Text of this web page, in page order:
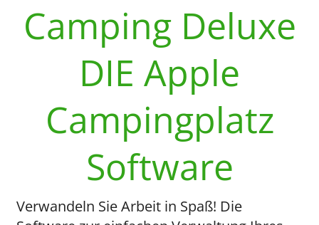
Camping Deluxe
DIE Apple
Campingplatz
Software
Verwandeln Sie Arbeit in Spaß! Die